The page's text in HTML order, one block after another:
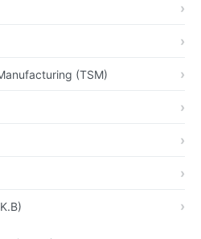
(TSM)